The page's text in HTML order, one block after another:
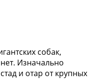
собак,
Изначально
и отар от крупных